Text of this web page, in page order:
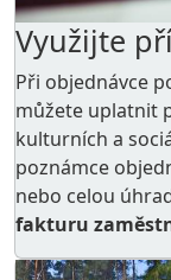
Využijte
Při objednávce
můžete uplatnit
kulturních a
poznámce
nebo celou
fakturu